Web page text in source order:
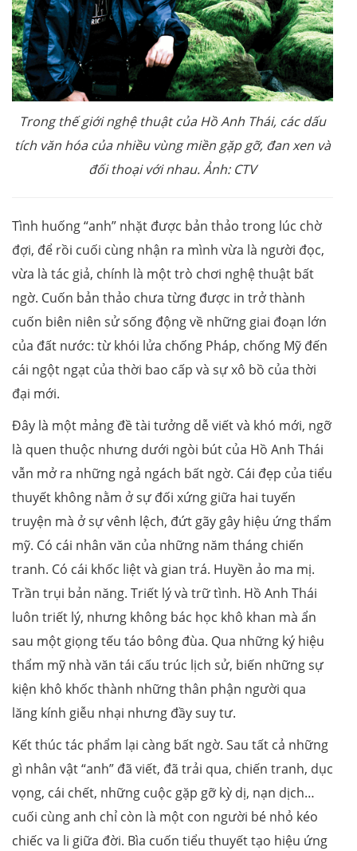
Trong thế giới nghệ thuật của Hồ Anh Thái, các dấu
tích văn hóa của nhiều vùng miền gặp gỡ, đan xen và
đối thoại với nhau. Ảnh: CTV
Tình huống “anh” nhặt được bản thảo trong lúc chờ
đợi, để rồi cuối cùng nhận ra mình vừa là người đọc,
vừa là tác giả, chính là một trò chơi nghệ thuật bất
ngờ. Cuốn bản thảo chưa từng được in trở thành
cuốn biên niên sử sống động về những giai đoạn lớn
của đất nước: từ khói lửa chống Pháp, chống Mỹ đến
cái ngột ngạt của thời bao cấp và sự xô bồ của thời
đại mới.
Đây là một mảng đề tài tưởng dễ viết và khó mới, ngỡ
là quen thuộc nhưng dưới ngòi bút của Hồ Anh Thái
vẫn mở ra những ngả ngách bất ngờ. Cái đẹp của tiểu
thuyết không nằm ở sự đối xứng giữa hai tuyến
truyện mà ở sự vênh lệch, đứt gãy gây hiệu ứng thẩm
mỹ. Có cái nhân văn của những năm tháng chiến
tranh. Có cái khốc liệt và gian trá. Huyền ảo ma mị.
Trần trụi bản năng. Triết lý và trữ tình. Hồ Anh Thái
luôn triết lý, nhưng không bác học khô khan mà ẩn
sau một giọng tếu táo bông đùa. Qua những ký hiệu
thẩm mỹ nhà văn tái cấu trúc lịch sử, biến những sự
kiện khô khốc thành những thân phận người qua
lăng kính giễu nhại nhưng đầy suy tư.
Kết thúc tác phẩm lại càng bất ngờ. Sau tất cả những
gì nhân vật “anh” đã viết, đã trải qua, chiến tranh, dục
vọng, cái chết, những cuộc gặp gỡ kỳ dị, nạn dịch…
cuối cùng anh chỉ còn là một con người bé nhỏ kéo
chiếc va li giữa đời. Bìa cuốn tiểu thuyết tạo hiệu ứng